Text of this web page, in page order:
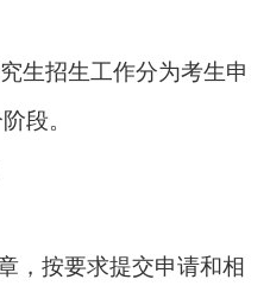
生招生工作分为考生申
段。
，按要求提交申请和相